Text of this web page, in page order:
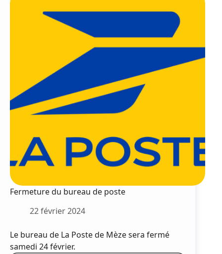
Fermeture du bureau de poste
22 février 2024
Le bureau de La Poste de Mèze sera fermé
samedi 24 février.